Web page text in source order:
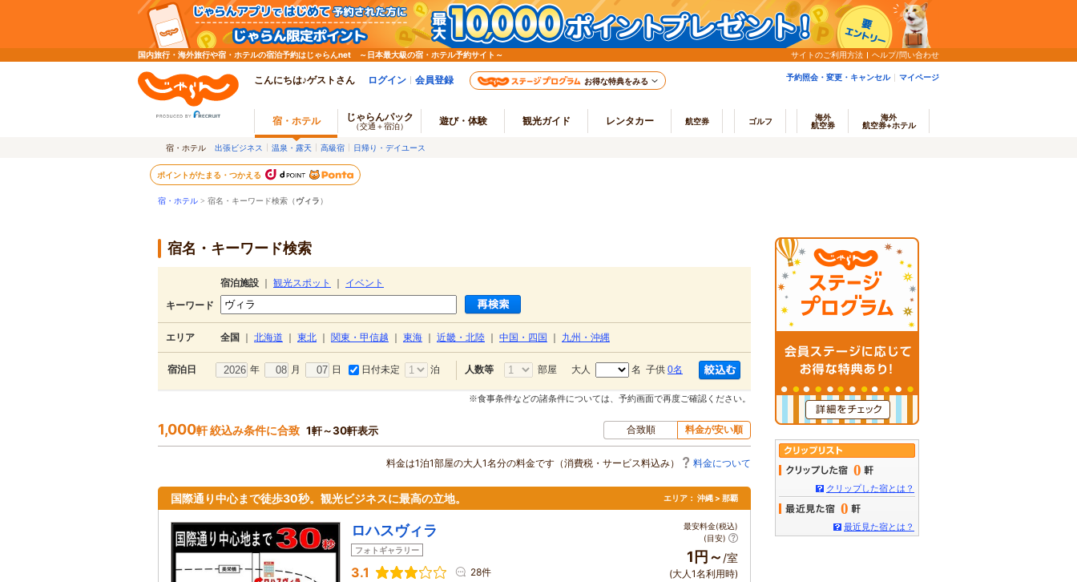
国内旅行・海外旅行や宿・ホテルの宿泊予約はじゃらんnet ～日本最大級の宿・ホテル予約サイト～ サイトのご利用方法 ヘルプ/問い合わせ
こんにちは♪ゲストさん ログイン 会員登録 お得な特典をみる 予約照会・変更・キャンセル マイページ
宿・ホテル じゃらんパック
（交通＋宿泊） 遊び・体験 観光ガイド レンタカー 航空券 ゴルフ
海外
航空券
海外
航空券+ホテル
宿・ホテル 出張ビジネス 温泉・露天 高級宿 日帰り・デイユース
ポイントがたまる・つかえる
宿・ホテル > 宿名・キーワード検索（ヴィラ）
宿名・キーワード検索
宿泊施設 観光スポット
イベント
キーワード
エリア 全国 北海道 東北 関東・甲信越 東海 近畿・北陸 中国・四国 九州・沖縄
宿泊日 年 月 日 日付未定 泊 人数等 部屋 大人 名 子供 0名
※食事条件などの諸条件については、予約画面で再度ご確認ください。
1,000軒 絞込み条件に合致 1軒～30軒表示 合致順 料金が安い順
料金は1泊1部屋の大人1名分の料金です（消費税・サービス料込み） 料金について
国際通り中心まで徒歩30秒。観光ビジネスに最高の立地。 エリア： 沖縄 > 那覇
ロハスヴィラ
フォトギャラリー
3.1 28件
最安料金(税込)
(目安)
1円～ /室
(大人1名利用時)
0
クリップした宿とは？
0
最近見た宿とは？